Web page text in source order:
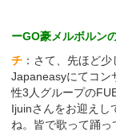
ーGO豪メルボルン
チ ：さて、先ほど
Japaneasyにてコン
性3人グループの
Ijuinさんをお迎えし
ね。皆で歌って踊っ